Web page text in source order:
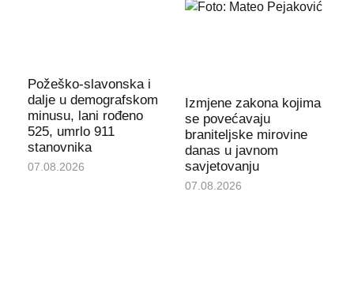
Požeško-slavonska i
dalje u demografskom
minusu, lani rođeno
525, umrlo 911
stanovnika
07.08.2026
Izmjene zakona kojima
se povećavaju
braniteljske mirovine
danas u javnom
savjetovanju
07.08.2026